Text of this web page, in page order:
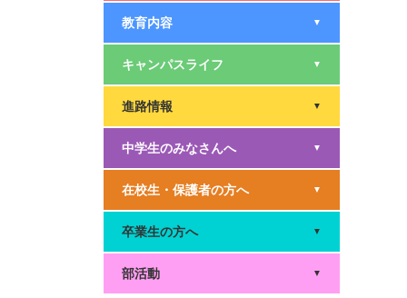
教育内容 ▼
キャンパスライフ ▼
進路情報 ▼
中学生のみなさんへ ▼
在校生・保護者の方へ ▼
卒業生の方へ ▼
部活動 ▼